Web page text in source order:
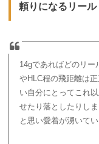
頼りになるリール
14gであればどのリー
やHLC程の飛距離は
い自分にとってこれ
せたり落としたりし
と思い愛着が湧いて